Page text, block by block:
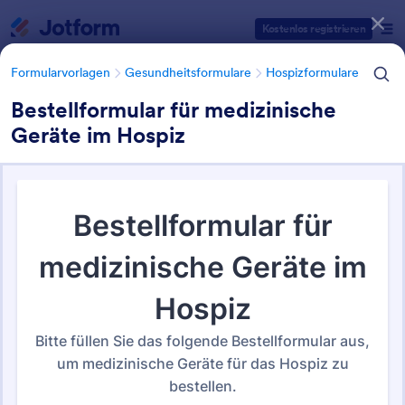
Kostenlos registrieren
Formularvorlagen Gesundheitsformulare Hospizformulare
Bestellformular für medizinische
Geräte im Hospiz
Hospizformulare
20 Vorlagen
Formularvorlagen Kategorien